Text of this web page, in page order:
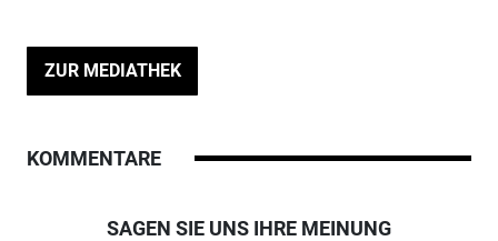
ZUR MEDIATHEK
KOMMENTARE
SAGEN SIE UNS IHRE MEINUNG